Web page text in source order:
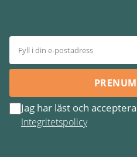
Jag har läst och
Integritetspolicy